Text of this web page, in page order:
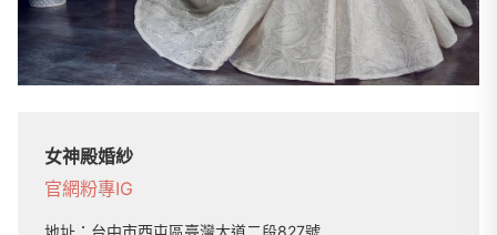
女神殿婚紗
官網粉專IG
地址： 台中市西屯區臺灣大道二段827號